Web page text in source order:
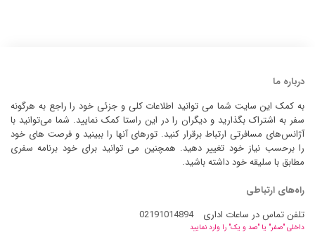
درباره ما
به کمک این سایت شما می توانید اطلاعات کلی و جزئی خود را راجع به هرگونه
سفر به اشتراک بگذارید و دیگران را در این راستا کمک نمایید. شما می‌توانید با
آژانس‌های مسافرتی ارتباط برقرار کنید. تورهای آنها را ببینید و فرصت های خود
را برحسب نیاز خود تغییر دهید. همچنین می توانید برای خود برنامه سفری
مطابق با سلیقه خود داشته باشید.
راه‌های ارتباطی
تلفن تماس در ساعات اداری
02191014894
داخلی "صفر" یا "صد و یک" را وارد نمایید